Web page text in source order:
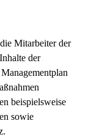
Mitarbeiter der
der
beispielsweise
sowie